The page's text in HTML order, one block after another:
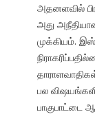
அதனளவில்
அது
முக்கியம்.
பல
பாகுபாட்டை